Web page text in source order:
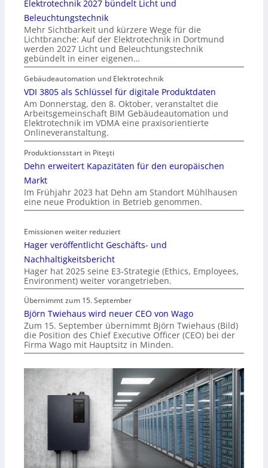
Elektrotechnik 2027 bündelt Licht und
Beleuchtungstechnik
Mehr Sichtbarkeit und kürzere Wege für die
Lichtbranche: Auf der Elektrotechnik in Dortmund
werden 2027 Licht und Beleuchtungstechnik
gebündelt in einer eigenen…
Gebäudeautomation und Elektrotechnik
VDI 3805 als Schlüssel für digitale Produktdaten
Am Donnerstag, den 8. Oktober, veranstaltet die
Arbeitsgemeinschaft BIM Gebäudeautomation und
Elektrotechnik im VDMA eine praxisorientierte
Onlineveranstaltung.
Produktionsstart in Piteşti
Dehn erweitert Kapazitäten für den europäischen
Markt
Im Frühjahr 2023 hat Dehn am Standort Mühlhausen
eine neue Produktion in Betrieb genommen.
Emissionen weiter reduziert
Hager veröffentlicht Geschäfts- und
Nachhaltigkeitsbericht
Hager hat 2025 seine E3-Strategie (Ethics, Employees,
Environment) weiter vorangetrieben.
Übernimmt zum 15. September
Björn Twiehaus wird neuer CEO von Wago
Zum 15. September übernimmt Björn Twiehaus (Bild)
die Position des Chief Executive Officer (CEO) bei der
Firma Wago mit Hauptsitz in Minden.